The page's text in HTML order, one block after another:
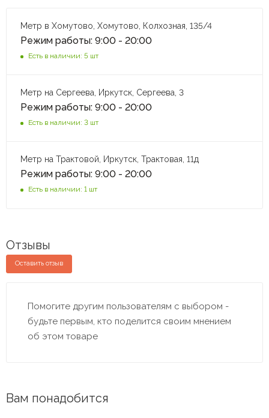
Метр в Хомутово, Хомутово, Колхозная, 135/4
Режим работы: 9:00 - 20:00
Есть в наличии: 5 шт
Метр на Сергеева, Иркутск, Сергеева, 3
Режим работы: 9:00 - 20:00
Есть в наличии: 3 шт
Метр на Трактовой, Иркутск, Трактовая, 11д
Режим работы: 9:00 - 20:00
Есть в наличии: 1 шт
Отзывы
Оставить отзыв
Помогите другим пользователям с выбором -
будьте первым, кто поделится своим мнением
об этом товаре
Вам понадобится